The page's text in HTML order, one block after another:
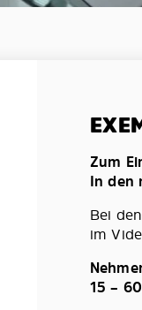
Zum
In den
Bei
im
15 –